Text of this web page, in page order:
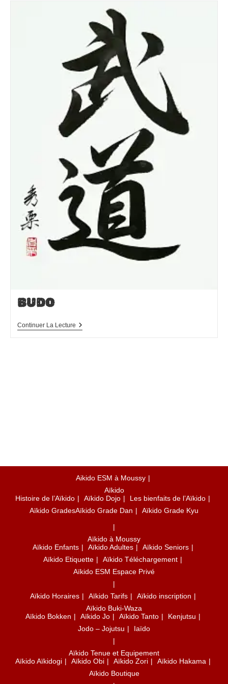
BUDO
Continuer La LectureBudo
Aikido ESM à Moussy
Aïkido
Histoire de l’Aïkido
Aïkido Dojo
Les bienfaits de l’Aïkido
Aïkido GradesAïkido Grade Dan Aïkido Grade Kyu
Aïkido à Moussy
Aïkido Enfants
Aïkido Adultes
Aïkido Seniors
Aïkido Etiquette
Aïkido Téléchargement
Aïkido ESM Espace Privé
Aïkido Horaires Aïkido Tarifs
Aïkido inscription
Aïkido Buki-Waza
Aïkido Bokken
Aïkido Jo Aïkido Tanto
Kenjutsu
Jodo – Jojutsu
Iaïdo
Aïkido Tenue et Equipement
Aïkido Aïkidogi
Aïkido Obi Aïkido Zori
Aïkido Hakama
Aïkido Boutique